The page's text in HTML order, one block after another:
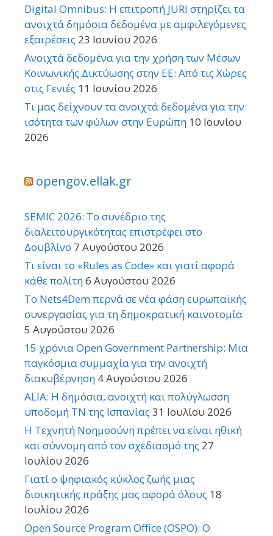
Digital Omnibus: Η επιτροπή JURI στηρίζει τα
ανοιχτά δημόσια δεδομένα με αμφιλεγόμενες
εξαιρέσεις 23 Ιουνίου 2026
Ανοιχτά δεδομένα για την χρήση των Μέσων
Κοινωνικής Δικτύωσης στην ΕΕ: Από τις Χώρες
στις Γενιές 11 Ιουνίου 2026
Τι μας δείχνουν τα ανοιχτά δεδομένα για την
ισότητα των φύλων στην Ευρώπη 10 Ιουνίου
2026
opengov.ellak.gr
SEMIC 2026: Το συνέδριο της
διαλειτουργικότητας επιστρέφει στο
Δουβλίνο 7 Αυγούστου 2026
Τι είναι το «Rules as Code» και γιατί αφορά
κάθε πολίτη6 Αυγούστου 2026
Το Nets4Dem περνά σε νέα φάση ευρωπαϊκής
συνεργασίας για τη δημοκρατική καινοτομία
5 Αυγούστου 2026
15 χρόνια Open Government Partnership: Μια
παγκόσμια συμμαχία για την ανοιχτή
διακυβέρνηση 4 Αυγούστου 2026
ALIA: Η δημόσια, ανοιχτή και πολύγλωσση
υποδομή ΤΝ της Ισπανίας 31 Ιουλίου 2026
Η Τεχνητή Νοημοσύνη πρέπει να είναι ηθική
και σύννομη από τον σχεδιασμό της 27
Ιουλίου 2026
Γιατί ο ψηφιακός κύκλος ζωής μιας
διοικητικής πράξης μας αφορά όλους 18
Ιουλίου 2026
Open Source Program Office (OSPO): Ο